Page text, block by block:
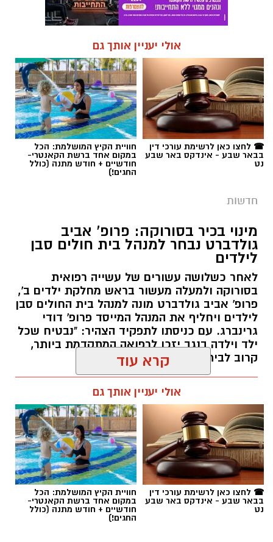
אולי יעניין אותך גם
☎ לחצו כאן לרשימת עורכי דין
בבאר שבע - אינדקס באר שבע
נט
חוויית הקיץ המושלמת: הכל
במקום אחד ברשת הקאנטרי-
חודשיים + חודש מתנה (כולל
החגים!)
חדשות
מינוי בכיר בסורוקה: פרופ' אביב
גולדברט נבחר למנהל בית חולים סבן
לילדים
לאחר כשלושה עשורים של עשייה רפואית
בסורוקה ולמעלה מעשור בראש מחלקת ילדים ב',
פרופ' אביב גולדברט מונה למנהל בית החולים סבן
לילדים ויחליף את המנהל המייסד פרופ' דודי
גרינברג. עם כניסתו לתפקיד הצהיר: "נבטיח שכל
ילד וילדה בנגב יזכו לרפואה המתקדמת ביותר,
קרוב לבית".
תגים:פרופ' אביב גולדברט
קרא עוד
אולי יעניין אותך גם
☎ לחצו כאן לרשימת עורכי דין
בבאר שבע - אינדקס באר שבע
נט
חוויית הקיץ המושלמת: הכל
במקום אחד ברשת הקאנטרי-
חודשיים + חודש מתנה (כולל
החגים!)